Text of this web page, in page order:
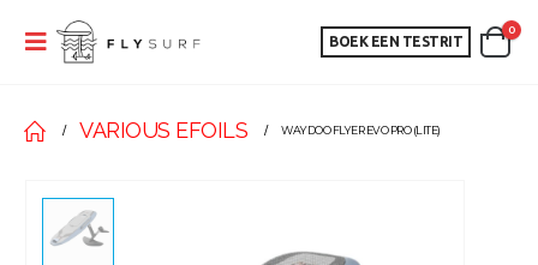
BOEK EEN TESTRIT
0
VARIOUS EFOILS WAYDOO FLYER EVO PRO (LITE)